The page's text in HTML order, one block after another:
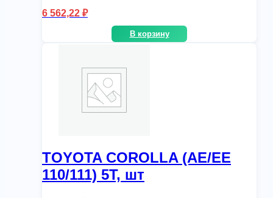
6 562,22 ₽
В корзину
TOYOTA COROLLA (AE/EE
110/111) 5T, шт